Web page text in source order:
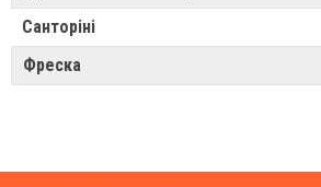
Санторіні
Фреска